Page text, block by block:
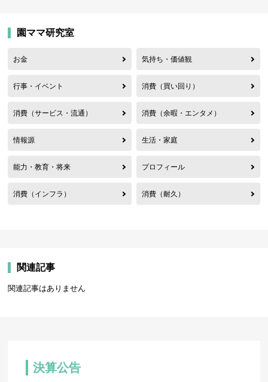
園ママ研究室
お金 気持ち・価値観
行事・イベント 消費（買い回り）
消費（サービス・流通） 消費（余暇・エンタメ）
情報源 生活・家庭
能力・教育・将来 プロフィール
消費（インフラ） 消費（耐久）
関連記事
関連記事はありません
決算公告